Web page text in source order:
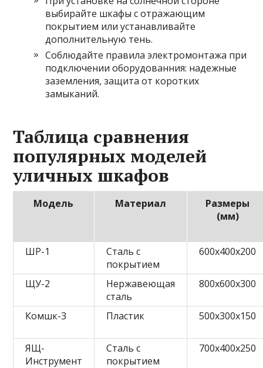
выбирайте шкафы с отражающим
покрытием или устанавливайте
дополнительную тень.
Соблюдайте правила электромонтажа при
подключении оборудованния: надежные
заземления, защита от коротких
замыканий.
Таблица сравнения
популярных моделей
уличных шкафов
Модель Материал
Размеры
(мм)
ШР-1
Сталь с
покрытием
600x400x200
ЩУ-2
Нержавеющая
сталь
800x600x300
Комшк-3 Пластик 500x300x150
ЯЩ-
Инструмент
Сталь с
покрытием
700x400x250